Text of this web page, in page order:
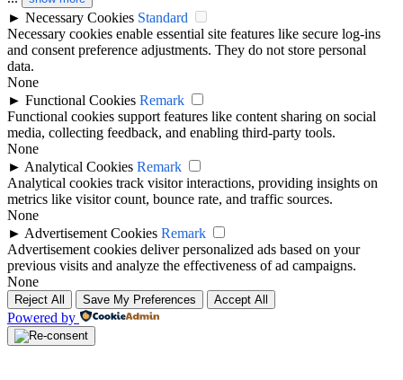
► Necessary Cookies Standard
Necessary cookies enable essential site features like secure log-ins
and consent preference adjustments. They do not store personal
data.
None
► Functional Cookies Remark
Functional cookies support features like content sharing on social
media, collecting feedback, and enabling third-party tools.
None
► Analytical Cookies Remark
Analytical cookies track visitor interactions, providing insights on
metrics like visitor count, bounce rate, and traffic sources.
None
► Advertisement Cookies Remark
Advertisement cookies deliver personalized ads based on your
previous visits and analyze the effectiveness of ad campaigns.
None
Reject All Save My Preferences Accept All
Powered by